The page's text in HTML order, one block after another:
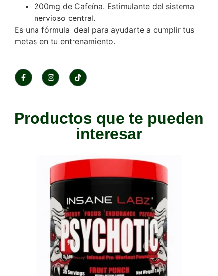
200mg de Cafeína. Estimulante del sistema
nervioso central.
Es una fórmula ideal para ayudarte a cumplir tus
metas en tu entrenamiento.
Productos que te pueden
interesar